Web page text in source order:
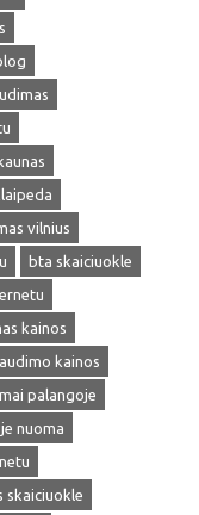
vilnius
bta skaiciuokle
kainos
kainos
palangoje
nuoma
skaiciuokle